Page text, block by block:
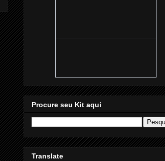
Procure seu Kit aqui
Translate